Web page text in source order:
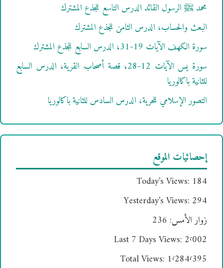
محمد ﷺ الرسول القائد الدرس التاسع للجذع المشترك
البعث والحساب، الدرس الثامن للجذع المشترك
سورة الكهف الآيات 19-31، الدرس السابع للجذع المشترك
سورة يس الآيات 12-28، قصة أصحاب القرية، الدرس السابع
للثانية باكالوريا
التصور الإسلامي للحرية، الدرس السادس للثانية باكالوريا
إحصائيات الموقع
Today's Views: 184
Yesterday's Views: 294
زوار الأمس: 236
Last 7 Days Views: 2٬002
Total Views: 1٬284٬395